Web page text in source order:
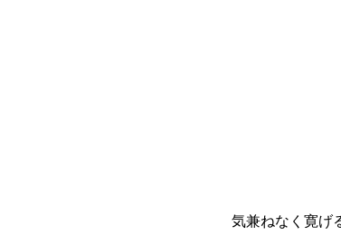
気兼ねなく寛げ